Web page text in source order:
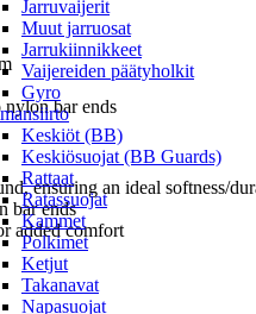
Jarruvaijerit
Muut jarruosat
Jarrukiinnikkeet
Vaijereiden päätyholkit
Gyro
Keskiöt (BB)
Keskiösuojat (BB Guards)
Rattaat
Ratassuojat
Kammet
Polkimet
Ketjut
Takanavat
Napasuojat
bar ends
ensuring an ideal softness/
bar ends
added comfort